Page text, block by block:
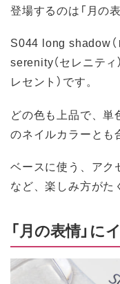
登場するのは「月の
S044 long shadow
serenity（セレニテ
レセント）です。
どの色も上品で、単
のネイルカラーとも
ベースに使う、アク
など、楽しみ方がた
「月の表情」